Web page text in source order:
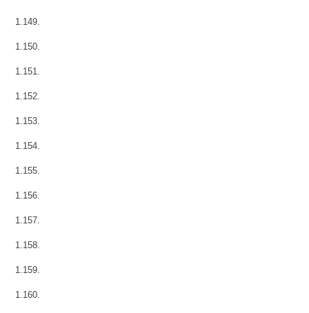
1.149.
1.150.
1.151.
1.152.
1.153.
1.154.
1.155.
1.156.
1.157.
1.158.
1.159.
1.160.